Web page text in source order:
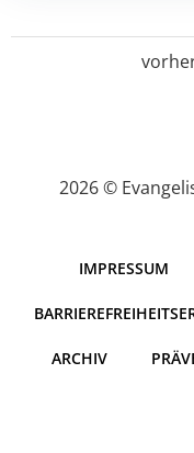
2026 ©
IMPRESSUM
ARCHIV